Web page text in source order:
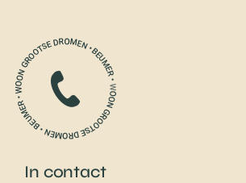
In contact